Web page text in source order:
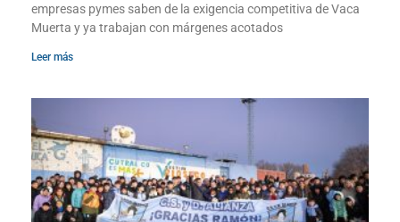
empresas pymes saben de la exigencia competitiva de Vaca
Muerta y ya trabajan con márgenes acotados
Leer más